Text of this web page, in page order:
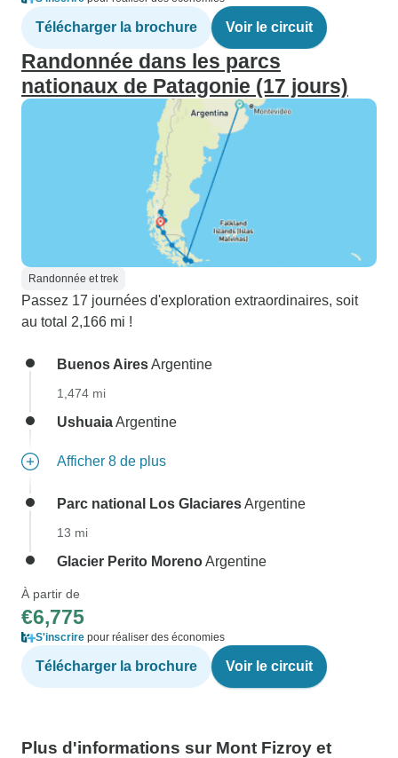
Télécharger la brochure Voir le circuit
Randonnée dans les parcs
nationaux de Patagonie (17 jours)
Randonnée et trek
Passez 17 journées d'exploration extraordinaires, soit
au total 2,166 mi !
Buenos AiresArgentine
1,474 mi
UshuaiaArgentine
Afficher 8 de plus
Parc national Los GlaciaresArgentine
13 mi
Glacier Perito MorenoArgentine
À partir de
€6,775
S'inscrire pour réaliser des économies
Télécharger la brochure Voir le circuit
Plus d'informations sur Mont Fizroy et